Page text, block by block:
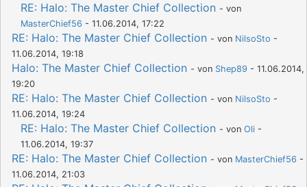
RE: Halo: The Master Chief Collection - von
MasterChief56 - 11.06.2014, 17:22
RE: Halo: The Master Chief Collection - von NilsoSto -
11.06.2014, 19:18
Halo: The Master Chief Collection - von Shep89 - 11.06.2014,
19:20
RE: Halo: The Master Chief Collection - von NilsoSto -
11.06.2014, 19:24
RE: Halo: The Master Chief Collection - von Oli -
11.06.2014, 19:37
RE: Halo: The Master Chief Collection - von MasterChief56 -
11.06.2014, 21:03